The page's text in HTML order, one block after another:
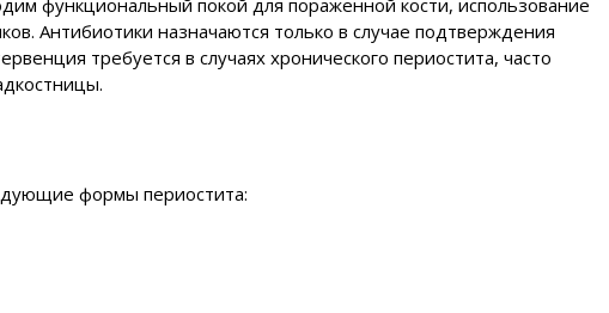
функциональный покой для пораженной кости, использование
Антибиотики назначаются только в случае подтверждения
требуется в случаях хронического периостита, часто
формы периостита: